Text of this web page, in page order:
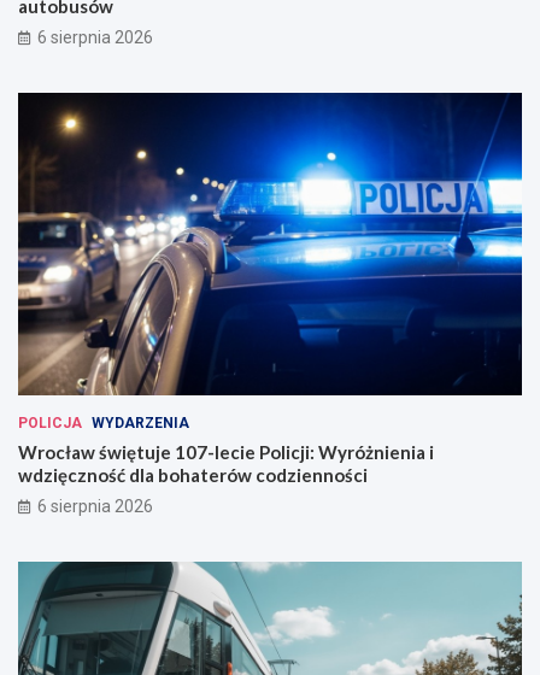
y
w
k
r
n
u
t
r
a
m
w
a
j
w
i
a
u
s
ó
e
P
o
i
W
r
ó
ż
n
i
e
n
i
i
w
d
z
n
o
autobusów
6 sierpnia 2026
POLICJA WYDARZENIA
Wrocław świętuje 107-lecie Policji: Wyróżnienia i
wdzięczność dla bohaterów codzienności
6 sierpnia 2026